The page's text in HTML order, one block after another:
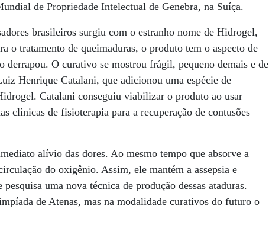
de Propriedade Intelectual de Genebra, na Suíça.
brasileiros surgiu com o estranho nome de Hidrogel,
o tratamento de queimaduras, o produto tem o aspecto de
O curativo se mostrou frágil, pequeno demais e de
Henrique Catalani, que adicionou uma espécie de
Catalani conseguiu viabilizar o produto ao usar
clínicas de fisioterapia para a recuperação de contusões
alívio das dores. Ao mesmo tempo que absorve a
do oxigênio. Assim, ele mantém a assepsia e
uma nova técnica de produção dessas ataduras.
de Atenas, mas na modalidade curativos do futuro o